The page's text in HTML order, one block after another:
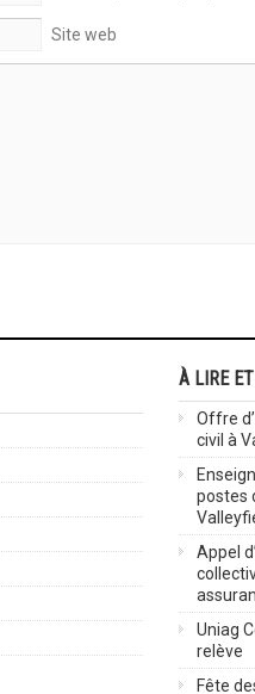
Site web
À LIRE
Offre
civil à
postes
Appel
Uniag
relève
Fête